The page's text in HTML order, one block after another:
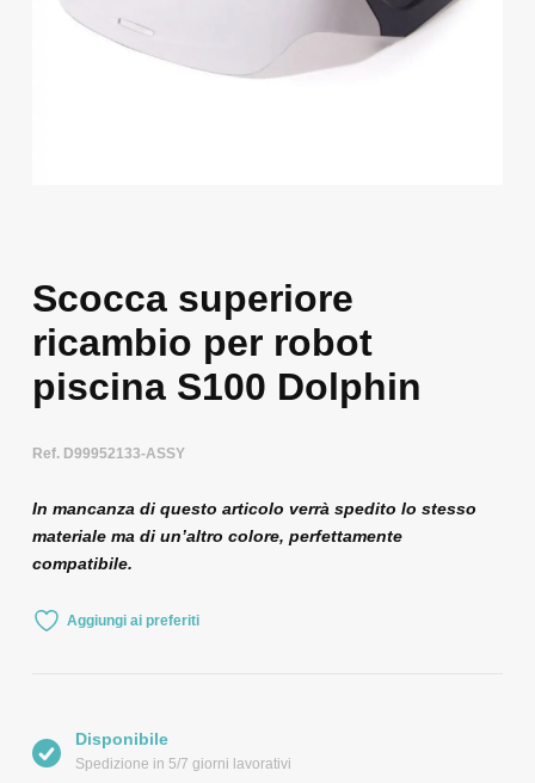
Scocca superiore
ricambio per robot
piscina S100 Dolphin
Ref. D99952133-ASSY
In mancanza di questo articolo verrà spedito lo stesso
materiale ma di un’altro colore, perfettamente
compatibile.
Aggiungi ai preferiti
Disponibile
Spedizione in 5/7 giorni lavorativi